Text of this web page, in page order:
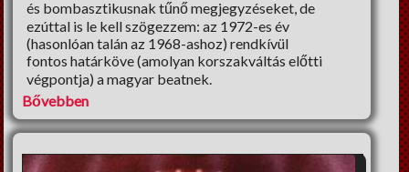
és bombasztikusnak tűnő megjegyzéseket, de
ezúttal is le kell szögezzem: az 1972-es év
(hasonlóan talán az 1968-ashoz) rendkívül
fontos határköve (amolyan korszakváltás előtti
végpontja) a magyar beatnek.
Bővebben